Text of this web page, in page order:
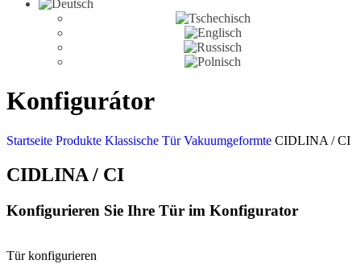
Konfigurátor
Startseite Produkte Klassische TürVakuumgeformte CIDLINA / CI
CIDLINA / CI
Konfigurieren Sie Ihre Tür im Konfigurator
Tür konfigurieren